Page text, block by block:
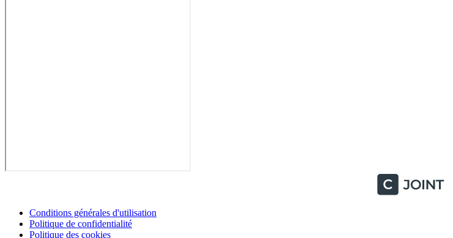
Conditions générales d'utilisation
Politique de confidentialité
Politique des cookies